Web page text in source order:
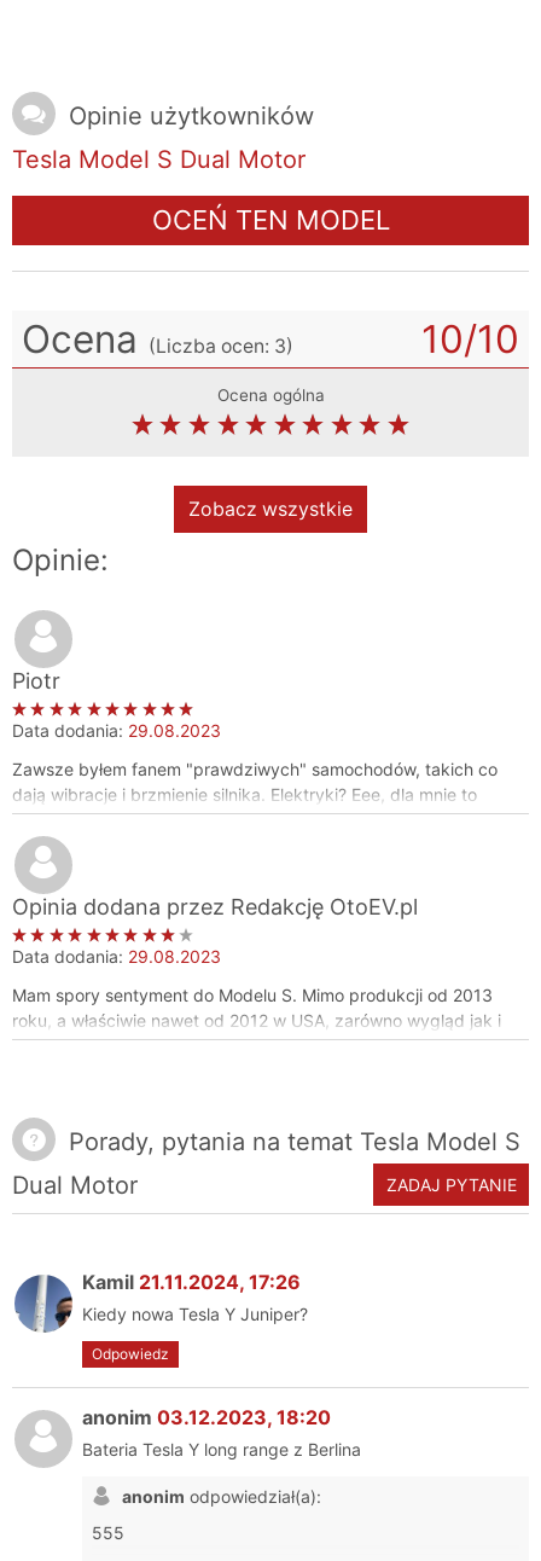
Opinie użytkowników
Tesla Model S Dual Motor
OCEŃ TEN MODEL
Ocena (Liczba ocen: 3) 10/10
Ocena ogólna
Zobacz wszystkie
Opinie:
Piotr
Data dodania: 29.08.2023
Zawsze byłem fanem "prawdziwych" samochodów, takich co
dają wibracje i brzmienie silnika. Elektryki? Eee, dla mnie to
zawsze były jakieś zabawki, nie samochody. Ale z ciekawości
wsiadłem do Tesli Model S i... co ja mogę powiedzieć... jestem
totalnie zafascynowany.
Po pierwsze, przyspieszenie. To jest coś niewiarygodnego.
Naciskasz pedał i buuum, znika ci w głowie każdy stereotyp o
elektrykach. Nie ma opóźnienia, nie ma czekania, jest moc.
się przemyślane. Ekran w środku wygląda jak jakiś tablet z
przyszłości, sterowanie jest intuicyjne, a foteliki jak z pierwszej
uruchomiłem to się wystraszyłem 😅, ale teraz? To jest to!
Cóż, wygląda na to, że czas się przesiąść na prąd.
Opinia dodana przez Redakcję OtoEV.pl
Data dodania: 29.08.2023
Mam spory sentyment do Modelu S. Mimo produkcji od 2013
roku, a właściwie nawet od 2012 w USA, zarówno wygląd jak i
funkcjonalność są na bardzo dobrym poziomie. Baterie
jest darmowe ładowanie, które można spotkać w wielu Modelach
S i X z okresu produkcji 2012-2017(31 marzec). Można takim
autem jeździć praktycznie po całej Europie i to bez żadnych
kosztów. Płacimy tylko za winiety i autostrady.
Porady, pytania na temat Tesla Model S
Dual Motor
ZADAJ PYTANIE
Kamil 21.11.2024, 17:26
Kiedy nowa Tesla Y Juniper?
Odpowiedz
anonim 03.12.2023, 18:20
Bateria Tesla Y long range z Berlina
anonim odpowiedział(a):
555